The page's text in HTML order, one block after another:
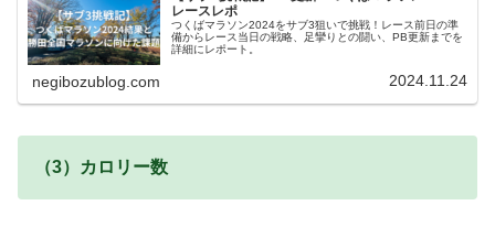
レースレポ
つくばマラソン2024をサブ3狙いで挑戦！レース前日の準
備からレース当日の戦略、足攣りとの闘い、PB更新までを
詳細にレポート。
negibozublog.com 2024.11.24
（3）カロリー数